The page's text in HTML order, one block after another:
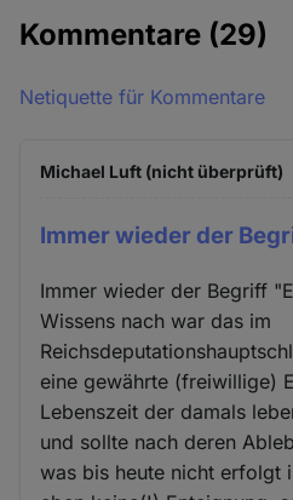
Kommentare (29)
Netiquette für Kommentare
Michael Luft (nicht überprüft)
Immer wieder der
Immer wieder der Begriff
Wissens nach war das im
eine gewährte (freiwillige)
Lebenszeit der damals
und sollte nach deren
was bis heute nicht erfolgt